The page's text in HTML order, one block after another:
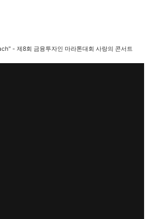
- 제8회 금융투자인 마라톤대회 사랑의 콘서트